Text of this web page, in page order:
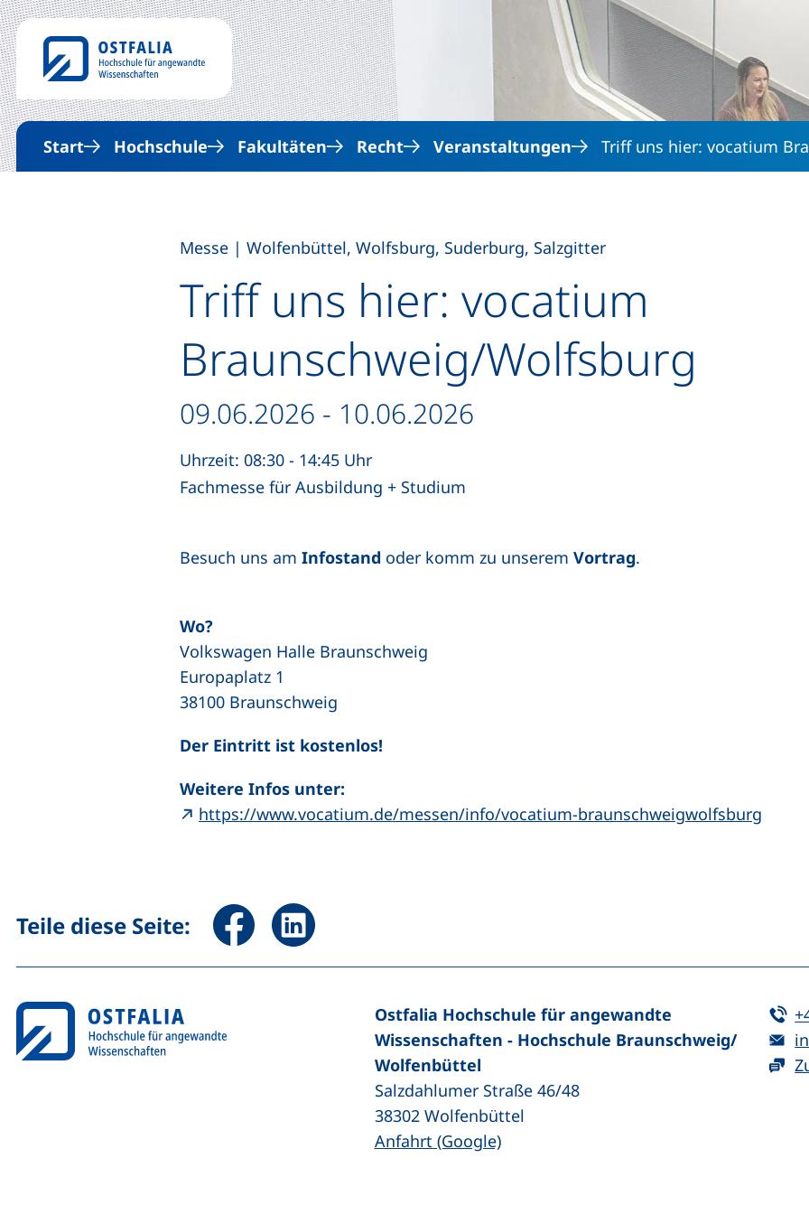
Direkt zum Inhalt
Start Hochschule Fakultäten Recht Veranstaltungen Triff uns hier: vocatium
Triff uns hier: vocatium
Braunschweig/Wolfsburg
Messe | Wolfenbüttel, Wolfsburg, Suderburg, Salzgitter
Datum / Dauer:
09.06.2026 - 10.06.2026
Uhrzeit: 08:30 - 14:45 Uhr
Fachmesse für Ausbildung + Studium
Besuch uns am Infostand oder komm zu unserem Vortrag.
Wo?
Volkswagen Halle Braunschweig
Europaplatz 1
38100 Braunschweig
Der Eintritt ist kostenlos!
Weitere Infos unter:
https://www.vocatium.de/messen/info/vocatium-braunschweigwolfsburg
Teile diese Seite: Seite über Facebook teilen (externer Link, öffnet neues Fenster)
Seite über LinkedIn teilen (externer Link, öffnet neues Fenster)
Ostfalia Hochschule für angewandte
Wissenschaften - Hochschule Braunschweig/​
Wolfenbüttel
Salzdahlumer Straße 46/48
38302 Wolfenbüttel
Anfahrt (Google)(externer Link, öffnet neues Fenster)